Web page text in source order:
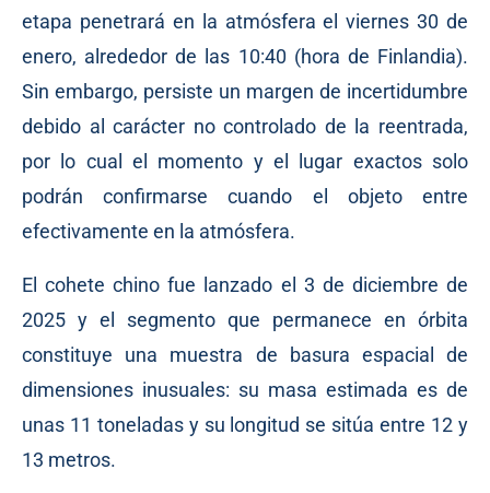
etapa penetrará en la atmósfera el viernes 30 de
enero, alrededor de las 10:40 (hora de Finlandia).
Sin embargo, persiste un margen de incertidumbre
debido al carácter no controlado de la reentrada,
por lo cual el momento y el lugar exactos solo
podrán confirmarse cuando el objeto entre
efectivamente en la atmósfera.
El cohete chino fue lanzado el 3 de diciembre de
2025 y el segmento que permanece en órbita
constituye una muestra de basura espacial de
dimensiones inusuales: su masa estimada es de
unas 11 toneladas y su longitud se sitúa entre 12 y
13 metros.